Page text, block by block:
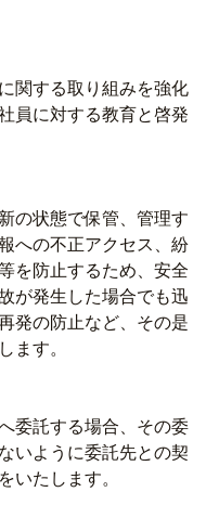
関する取り組みを強化
員に対する教育と啓発
の状態で保管、管理す
への不正アクセス、紛
を防止するため、安全
が発生した場合でも迅
発の防止など、その是
ます。
委託する場合、その委
いように委託先との契
いたします。